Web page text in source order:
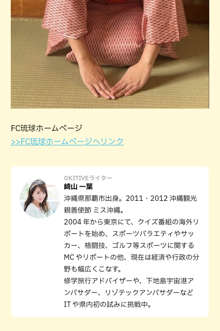
FC琉球ホームページ
>>FC琉球ホームページへリンク
OKITIVEライター
崎山 一葉
沖縄県那覇市出身。2011・2012 沖縄観光
親善使節 ミス沖縄。
2004 年から東京にて、クイズ番組の海外リ
ポートを始め、スポーツバラエティやサッ
カー、格闘技、ゴルフ等スポーツに関する
MC やリポートの他、現在は経済や行政の分
野も幅広くこなす。
修学旅行アドバイザーや、下地島宇宙港ア
ンバサダー、リゾテックアンバサダーなど
IT や県内初の試みに挑戦中。